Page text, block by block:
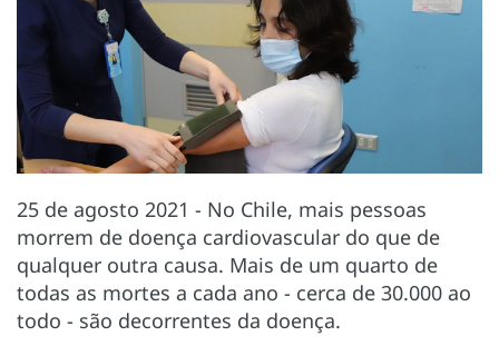
25 de agosto 2021 - No Chile, mais pessoas
morrem de doença cardiovascular do que de
qualquer outra causa. Mais de um quarto de
todas as mortes a cada ano - cerca de 30.000 ao
todo - são decorrentes da doença.